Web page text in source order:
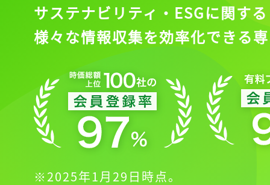
サステナビリティ・ESGに関する
様々な情報収集を効率化できる
※2025年1月29日時点。